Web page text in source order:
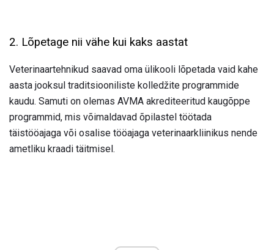
2. Lõpetage nii vähe kui kaks aastat
Veterinaartehnikud saavad oma ülikooli lõpetada vaid kahe
aasta jooksul traditsiooniliste kolledžite programmide
kaudu. Samuti on olemas AVMA akrediteeritud kaugõppe
programmid, mis võimaldavad õpilastel töötada
täistööajaga või osalise tööajaga veterinaarkliinikus nende
ametliku kraadi täitmisel.